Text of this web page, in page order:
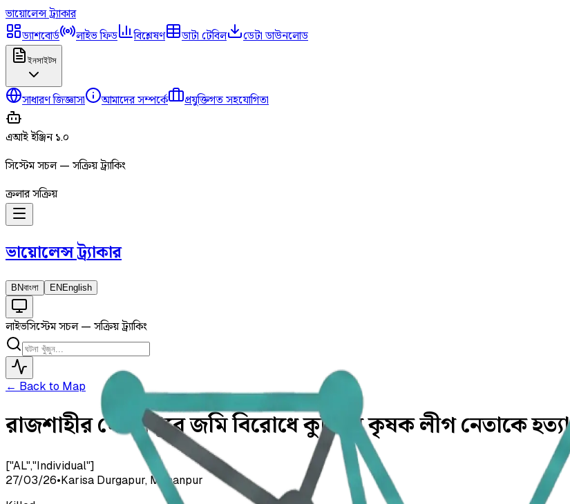
ভায়োলেন্সট্র্যাকার
ড্যাশবোর্ড
লাইভ ফিড বিশ্লেষণ ডাটা টেবিল ডেটা ডাউনলোড
ইনসাইটস
সাধারণ জিজ্ঞাসা আমাদের সম্পর্কে প্রযুক্তিগত সহযোগিতা
এআই ইঞ্জিন ১.০
সিস্টেম সচল — সক্রিয় ট্র্যাকিং
ক্রলার সক্রিয়
ভায়োলেন্সট্র্যাকার
BNবাংলা EN English
লাইভসিস্টেম সচল — সক্রিয় ট্র্যাকিং
← Back to Map
রাজশাহীর মোহনপুরে জমি বিরোধে কুপিয়ে কৃষক লীগ নেতাকে হত্যা
["AL","Individual"]
27/03/26•Karisa Durgapur, Mohanpur